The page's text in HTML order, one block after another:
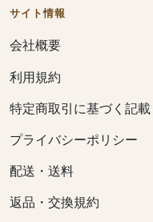
サイト情報
会社概要
利用規約
特定商取引に基づく記載
プライバシーポリシー
配送・送料
返品・交換規約